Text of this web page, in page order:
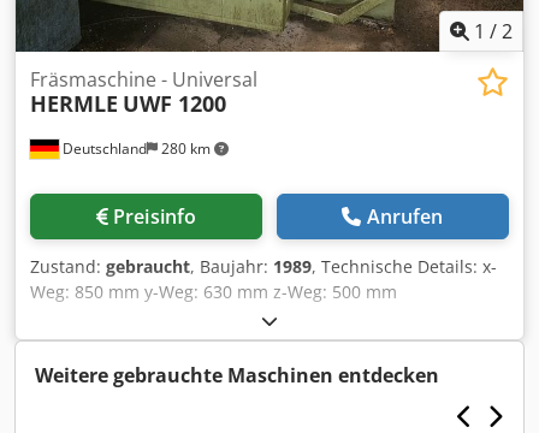
1 /2
Deutschland 280 km
Fräsmaschine - Universal
HERMLE UWF 1200
Preisinfo Anrufen
Zustand: gebraucht, Baujahr: 1989, Technische Details: x-
Weg: 850 mm y-Weg: 630 mm z-Weg: 500 mm
Spindelaufnahme ISO: 40 Frässpindeldrehzahlbereich: 25 -
4200 U/min Tischfläche: 560 x 1200 mm
Gesamtleistungsbedarf: 15 kW Maschinengewicht ca.: 4 t
Raumbedarf ca.: 4,3 x 4,4 x 2,3 m mit CNC Steuerung
Weitere gebrauchte Maschinen entdecken